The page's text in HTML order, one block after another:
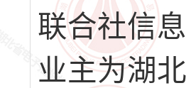
联合社信
业主为湖